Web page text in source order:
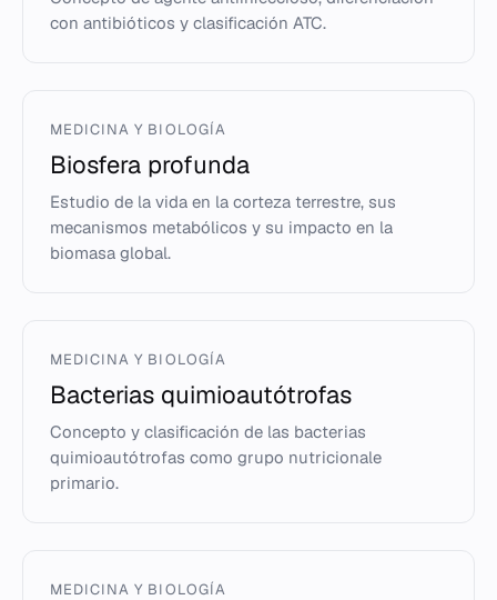
con antibióticos y clasificación ATC.
MEDICINA Y BIOLOGÍA
Biosfera profunda
Estudio de la vida en la corteza terrestre, sus
mecanismos metabólicos y su impacto en la
biomasa global.
MEDICINA Y BIOLOGÍA
Bacterias quimioautótrofas
Concepto y clasificación de las bacterias
quimioautótrofas como grupo nutricionale
primario.
MEDICINA Y BIOLOGÍA